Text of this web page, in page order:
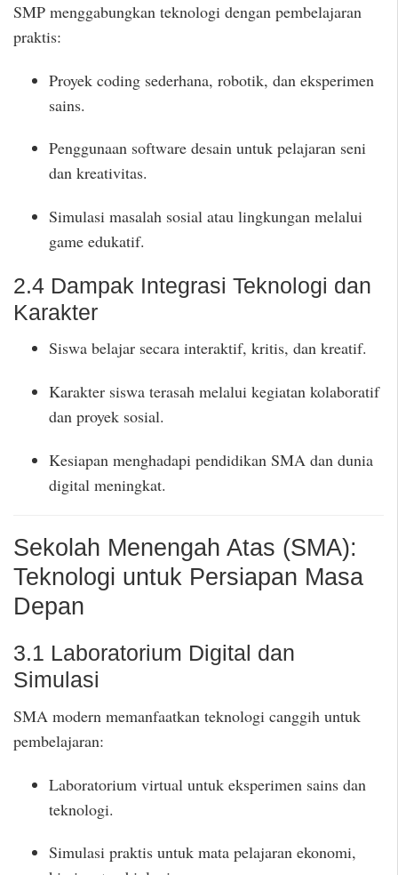
SMP menggabungkan teknologi dengan pembelajaran
praktis:
Proyek coding sederhana, robotik, dan eksperimen
sains.
Penggunaan software desain untuk pelajaran seni
dan kreativitas.
Simulasi masalah sosial atau lingkungan melalui
game edukatif.
2.4 Dampak Integrasi Teknologi dan
Karakter
Siswa belajar secara interaktif, kritis, dan kreatif.
Karakter siswa terasah melalui kegiatan kolaboratif
dan proyek sosial.
Kesiapan menghadapi pendidikan SMA dan dunia
digital meningkat.
Sekolah Menengah Atas (SMA):
Teknologi untuk Persiapan Masa
Depan
3.1 Laboratorium Digital dan
Simulasi
SMA modern memanfaatkan teknologi canggih untuk
pembelajaran:
Laboratorium virtual untuk eksperimen sains dan
teknologi.
Simulasi praktis untuk mata pelajaran ekonomi,